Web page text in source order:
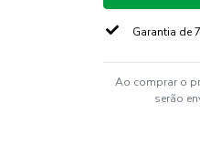
Garantia de
Ao comprar o
serão